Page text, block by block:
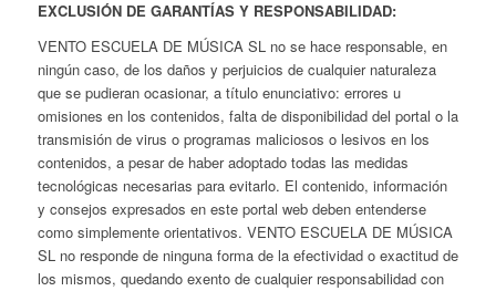
EXCLUSIÓN DE GARANTÍAS Y RESPONSABILIDAD:
VENTO ESCUELA DE MÚSICA SL no se hace responsable, en
ningún caso, de los daños y perjuicios de cualquier naturaleza
que se pudieran ocasionar, a título enunciativo: errores u
omisiones en los contenidos, falta de disponibilidad del portal o la
transmisión de virus o programas maliciosos o lesivos en los
contenidos, a pesar de haber adoptado todas las medidas
tecnológicas necesarias para evitarlo. El contenido, información
y consejos expresados en este portal web deben entenderse
como simplemente orientativos. VENTO ESCUELA DE MÚSICA
SL no responde de ninguna forma de la efectividad o exactitud de
los mismos, quedando exento de cualquier responsabilidad con